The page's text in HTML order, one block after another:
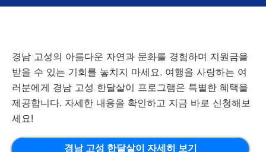
경남 고성의 아름다운 자연과 문화를 경험하며 지원금을
받을 수 있는 기회를 놓치지 마세요. 여행을 사랑하는 여
러분에게 경남 고성 한달살이 프로그램은 특별한 혜택을
제공합니다. 자세한 내용을 확인하고 지금 바로 신청해보
세요!
경남 고성 한달살이 자세히 보기